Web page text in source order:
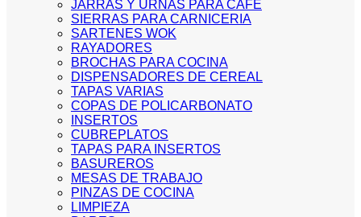
JARRAS Y URNAS PARA CAFE
SIERRAS PARA CARNICERIA
SARTENES WOK
RAYADORES
BROCHAS PARA COCINA
DISPENSADORES DE CEREAL
TAPAS VARIAS
COPAS DE POLICARBONATO
INSERTOS
CUBREPLATOS
TAPAS PARA INSERTOS
BASUREROS
MESAS DE TRABAJO
PINZAS DE COCINA
LIMPIEZA